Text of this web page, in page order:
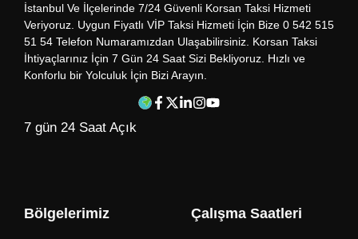
İstanbul Ve İlçelerinde 7/24 Güvenli Korsan Taksi Hizmeti
Veriyoruz. Uygun Fiyatlı VİP Taksi Hizmeti İçin Bize 0 542 515
51 54 Telefon Numaramızdan Ulaşabilirsiniz. Korsan Taksi
İhtiyaçlarınız İçin 7 Gün 24 Saat Sizi Bekliyoruz. Hızlı ve
Konforlu bir Yolculuk İçin Bizi Arayın.
7 gün 24 Saat Açık
Bölgelerimiz Çalışma Saatleri